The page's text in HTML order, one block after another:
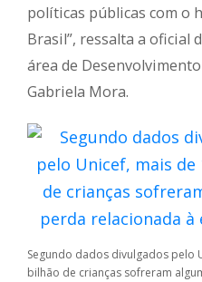
políticas públicas com o
Brasil”, ressalta a oficial
área de
Gabriela Mora.
Segundo dados divulgados pelo
bilhão de crianças sofreram